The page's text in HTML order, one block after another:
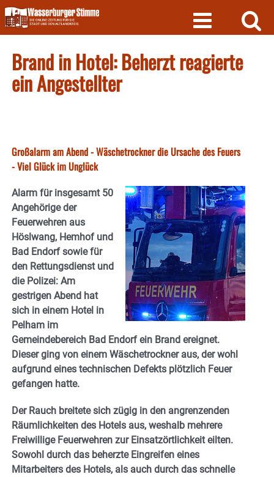
Skip
to
content
Brand in Hotel: Beherzt reagierte
ein Angestellter
Großalarm am Abend - Wäschetrockner die Ursache des Feuers
- Viel Glück im Unglück
Alarm für insgesamt 50
Angehörige der
Feuerwehren aus
Höslwang, Hemhof und
Bad Endorf sowie für
den Rettungsdienst und
die Polizei: Am
gestrigen Abend hat
sich in einem Hotel in
Pelham im
Gemeindebereich Bad Endorf ein Brand ereignet.
Dieser ging von einem Wäschetrockner aus, der wohl
aufgrund eines technischen Defekts plötzlich Feuer
gefangen hatte.
Der Rauch breitete sich zügig in den angrenzenden
Räumlichkeiten des Hotels aus, weshalb mehrere
Freiwillige Feuerwehren zur Einsatzörtlichkeit eilten.
Sowohl durch das beherzte Eingreifen eines
Mitarbeiters des Hotels, als auch durch das schnelle